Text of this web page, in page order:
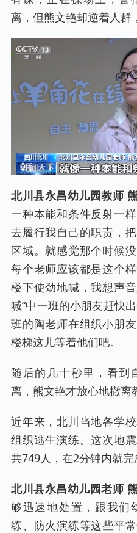
离，但熊文艳却逆着人群
北川县永昌幼儿园教师
一种本能和条件反射一
去履行我自己的职责，
区域。就感觉那个时候
每个老师应该都是这个
楼下使劲地喊，我想声
喊“中一班的小朋友赶快
班的陶老师在组织小朋
楼梯这儿等着他们吧。
随后的几十秒里，看到
离，熊文艳才放心地撤离
近年来，北川当地各学
组织逃生演练。这次地
共749人，在2分钟内就完
北川县永昌幼儿园老师
够迅速地处置，跟我们
练、防火演练等这些平